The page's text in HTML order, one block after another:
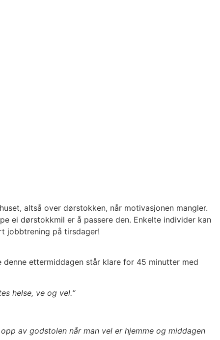
altså over dørstokken, når motivasjonen mangler.
ei dørstokkmil er å passere den. Enkelte individer kan
jobbtrening på tirsdager!
ettermiddagen står klare for 45 minutter med
helse, ve og vel.“
av godstolen når man vel er hjemme og middagen